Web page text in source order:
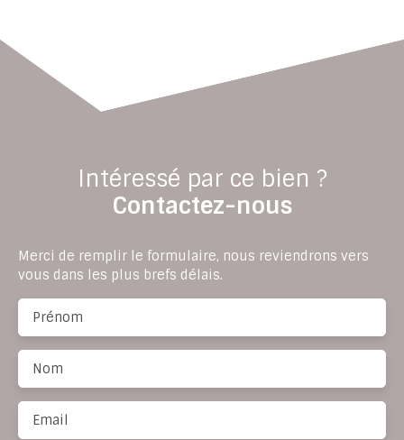
Intéressé par ce bien ?
Contactez-nous
Merci de remplir le formulaire, nous reviendrons vers
vous dans les plus brefs délais.
Prénom
Nom
Email